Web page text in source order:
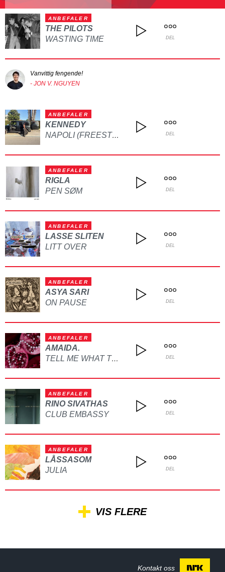
ANBEFALER
THE PILOTS
WASTING TIME
DEL
Vanvittig fengende!
- JON V. NGUYEN
ANBEFALER
KENNEDY
NAPOLI (FREESTYLE) DEL
ANBEFALER
RIGLA
PEN SØM
DEL
ANBEFALER
LASSE SLITEN
LITT OVER
DEL
ANBEFALER
ASYA SARI
ON PAUSE
DEL
ANBEFALER
AMAIDA.
TELL ME WHAT TO DO DEL
ANBEFALER
RINO SIVATHAS
CLUB EMBASSY
DEL
ANBEFALER
LÅSSASOM
JULIA
DEL
VIS FLERE
Kontakt oss